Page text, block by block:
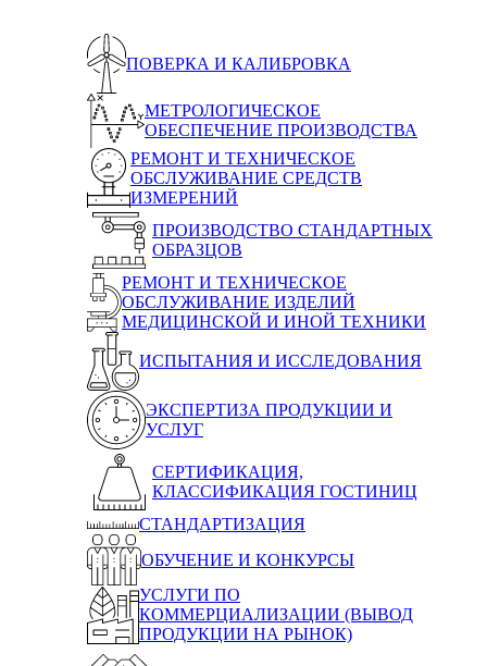
ПОВЕРКА И КАЛИБРОВКА
МЕТРОЛОГИЧЕСКОЕ
ОБЕСПЕЧЕНИЕ ПРОИЗВОДСТВА
РЕМОНТ И ТЕХНИЧЕСКОЕ
ОБСЛУЖИВАНИЕ СРЕДСТВ
ИЗМЕРЕНИЙ
ПРОИЗВОДСТВО СТАНДАРТНЫХ
ОБРАЗЦОВ
РЕМОНТ И ТЕХНИЧЕСКОЕ
ОБСЛУЖИВАНИЕ ИЗДЕЛИЙ
МЕДИЦИНСКОЙ И ИНОЙ ТЕХНИКИ
ИСПЫТАНИЯ И ИССЛЕДОВАНИЯ
ЭКСПЕРТИЗА ПРОДУКЦИИ И
УСЛУГ
СЕРТИФИКАЦИЯ,
КЛАССИФИКАЦИЯ ГОСТИНИЦ
СТАНДАРТИЗАЦИЯ
ОБУЧЕНИЕ И КОНКУРСЫ
УСЛУГИ ПО
КОММЕРЦИАЛИЗАЦИИ (ВЫВОД
ПРОДУКЦИИ НА РЫНОК)